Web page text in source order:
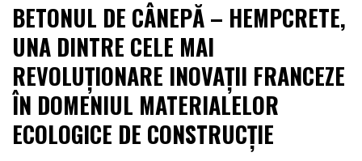
BETONUL DE CÂNEPĂ – HEMPCRETE,
UNA DINTRE CELE MAI
REVOLUȚIONARE INOVAȚII FRANCEZE
ÎN DOMENIUL MATERIALELOR
ECOLOGICE DE CONSTRUCȚIE